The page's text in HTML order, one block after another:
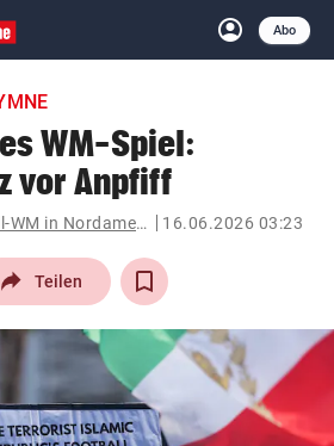
account_circle
Anmelden
Abo
close Schließen
arrow_right
arrow_right
WM-Spiel:
vor Anpfiff
FIFA WM 2026 - Fußball-WM in Nordamerika 16.06.2026 03:23
Teilen